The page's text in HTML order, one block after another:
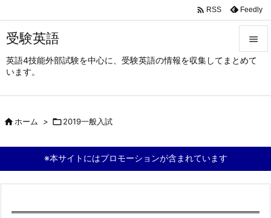
受験英語
英語4技能外部試験を中心に、受験英語の情報を収集してまとめて
います。



次へ

 RSS Feedly
ホーム > 2019一般入試
※本サイトにはプロモーションが含まれています